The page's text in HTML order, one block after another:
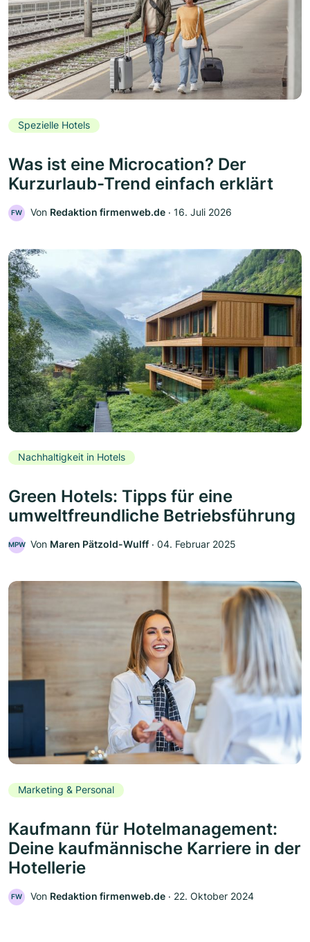
Spezielle Hotels
Was ist eine Microcation? Der
Kurzurlaub-Trend einfach erklärt
FW Von Redaktion firmenweb.de ‧ 16. Juli 2026
Nachhaltigkeit in Hotels
Green Hotels: Tipps für eine
umweltfreundliche Betriebsführung
MPW Von Maren Pätzold-Wulff ‧ 04. Februar 2025
Marketing & Personal
Kaufmann für Hotelmanagement:
Deine kaufmännische Karriere in der
Hotellerie
FW Von Redaktion firmenweb.de ‧ 22. Oktober 2024